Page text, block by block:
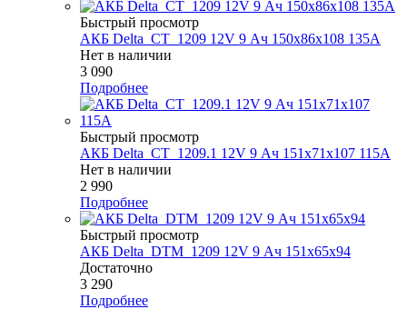
Быстрый просмотр
АКБ Delta_CT_1209 12V 9 Ач 150х86х108 135А
Нет в наличии
3 090
Подробнее
Быстрый просмотр
АКБ Delta_CT_1209.1 12V 9 Ач 151х71х107 115А
Нет в наличии
2 990
Подробнее
Быстрый просмотр
АКБ Delta_DTM_1209 12V 9 Ач 151х65х94
Достаточно
3 290
Подробнее